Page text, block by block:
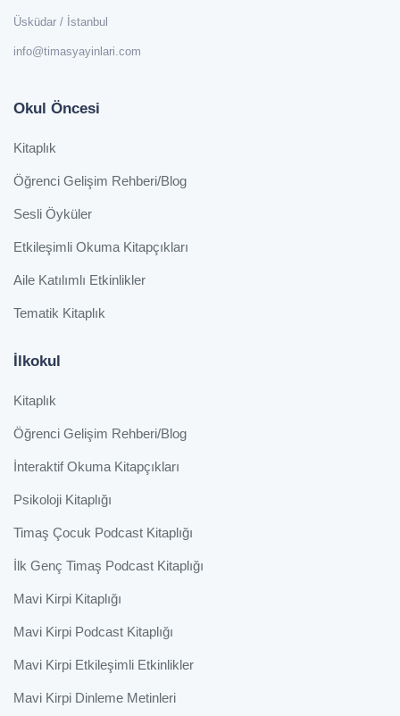
Üsküdar / İstanbul
info@timasyayinlari.com
Okul Öncesi
Kitaplık
Öğrenci Gelişim Rehberi/Blog
Sesli Öyküler
Etkileşimli Okuma Kitapçıkları
Aile Katılımlı Etkinlikler
Tematik Kitaplık
İlkokul
Kitaplık
Öğrenci Gelişim Rehberi/Blog
İnteraktif Okuma Kitapçıkları
Psikoloji Kitaplığı
Timaş Çocuk Podcast Kitaplığı
İlk Genç Timaş Podcast Kitaplığı
Mavi Kirpi Kitaplığı
Mavi Kirpi Podcast Kitaplığı
Mavi Kirpi Etkileşimli Etkinlikler
Mavi Kirpi Dinleme Metinleri